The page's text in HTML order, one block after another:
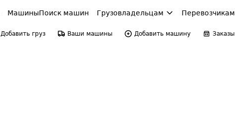
МашиныПоиск машин Грузовладельцам Перевозчикам
Добавить груз Ваши машины Добавить машину Заказы